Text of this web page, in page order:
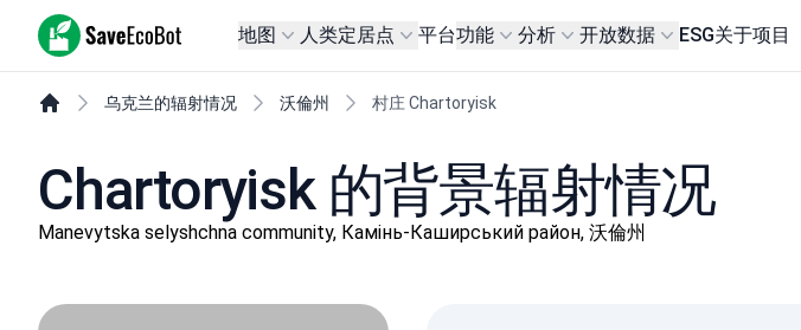
SaveEcoBot 地图 人类定居点 平台功能 分析 开放数据 ESG关于项目
乌克兰的辐射情况 沃倫州 村庄 Chartoryisk
Chartoryisk 的背景辐射情况
Manevytska selyshchna community, Камінь-Каширський район, 沃倫州